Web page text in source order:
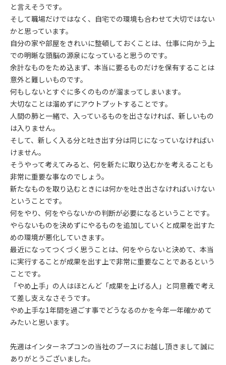
と言えそうです。
そして職場だけではなく、自宅での環境も合わせて大切ではない
かと思っています。
自分の家や部屋をきれいに整頓しておくことは、仕事に向かう上
での明晰な頭脳の源泉になっていると思うのです。
余計なものをため込まず、本当に要るものだけを保有することは
意外と難しいものです。
何もしないとすぐに多くのものが溜まってしまいます。
大切なことは溜めずにアウトプットすることです。
人間の肺と一緒で、入っているものを出さなければ、新しいもの
は入りません。
そして、新しく入る分と吐き出す分は同じになっていなければい
けません。
そうやって考えてみると、何を新たに取り込むかを考えることも
非常に重要な事なのでしょう。
新たなものを取り込むときには何かを吐き出さなければいけない
ということです。
何をやり、何をやらないかの判断が必要になるということです。
やらないものを決めずにやるものを追加していくと成果を出すた
めの環境が悪化していきます。
最近になってつくづく思うことは、何をやらないと決めて、本当
に実行することが成果を出す上で非常に重要なことであるという
ことです。
「やめ上手」の人はほとんど「成果を上げる人」と同意義で考え
て差し支えなさそうです。
やめ上手な1年間を過ごす事でどうなるのかを今年一年確かめて
みたいと思います。
先週はインターネプコンの当社のブースにお越し頂きまして誠に
ありがとうございました。